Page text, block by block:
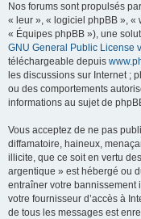
Nos forums sont propulsés
« leur », « logiciel phpBB », «
« Équipes phpBB »), une
GNU General Public License
téléchargeable depuis
les discussions sur Internet ;
ou des comportements
informations au sujet de
Vous acceptez de ne pas
diffamatoire, haineux,
illicite, que ce soit en vertu
argentique » est hébergé ou
entraîner votre bannissement
votre fournisseur d’accès à
de tous les messages est